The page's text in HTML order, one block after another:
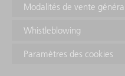
Modalités de vente
Whistleblowing
Paramètres des cookies